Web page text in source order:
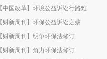
【中国改革】环境公益诉讼行路难
【财新周刊】环保公益诉讼之殇
【财新周刊】明争环保法修订
【财新周刊】角力环保法修订